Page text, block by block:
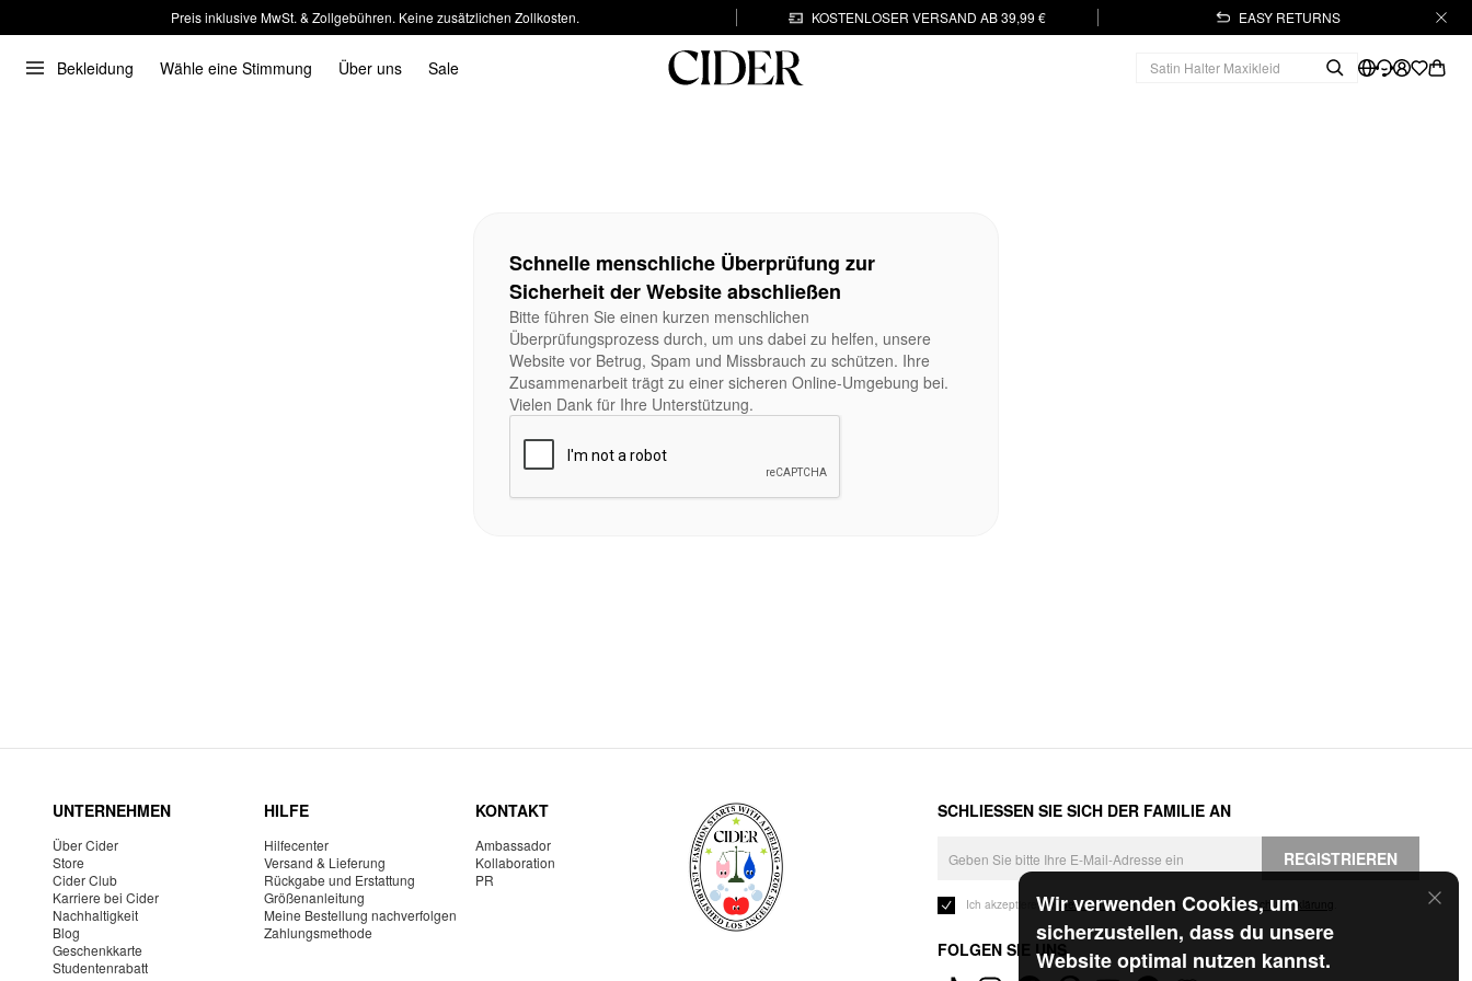
Preis inklusive MwSt. & Zollgebühren. Keine zusätzlichen Zollkosten. KOSTENLOSER VERSAND AB 39,99 € EASY RETURNS
Bekleidung Wähle eine Stimmung Über uns Sale
Wir verwenden Cookies, um
sicherzustellen, dass du unsere
Website optimal nutzen kannst.
Schnelle menschliche Überprüfung zur
Sicherheit der Website abschließen
Bitte führen Sie einen kurzen menschlichen
Überprüfungsprozess durch, um uns dabei zu helfen, unsere
Website vor Betrug, Spam und Missbrauch zu schützen. Ihre
Zusammenarbeit trägt zu einer sicheren Online-Umgebung bei.
Vielen Dank für Ihre Unterstützung.
UNTERNEHMEN
Über Cider
Store
Cider Club
Karriere bei Cider
Nachhaltigkeit
Blog
Geschenkkarte
Studentenrabatt
HILFE
Hilfecenter
Versand & Lieferung
Rückgabe und Erstattung
Größenanleitung
Meine Bestellung nachverfolgen
Zahlungsmethode
KONTAKT
Ambassador
Kollaboration
PR
SCHLIESSEN SIE SICH DER FAMILIE AN
REGISTRIEREN
Ich akzeptiere dieGeschäftsbedingungen und die Datenschutzerklärung
FOLGEN SIE UNS